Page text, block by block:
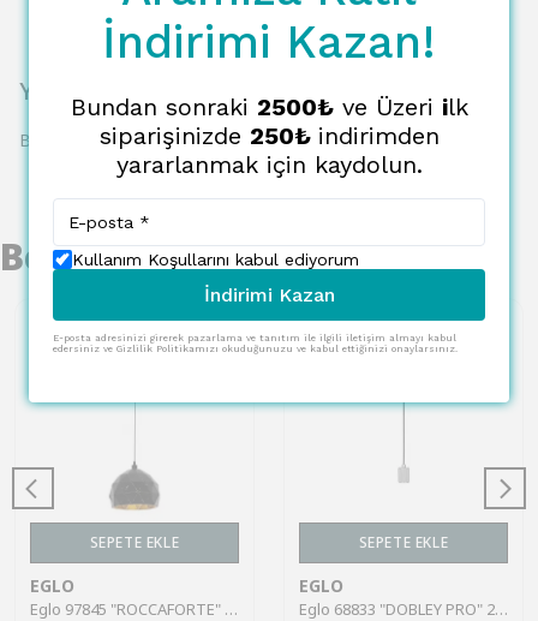
Yorumlar
Bu ürün için henüz yorum yapılmamış.
Benzer Ürünler
SEPETE EKLE
EGLO
Eglo 97845 "ROCCAFORTE" 30 Cm Çapında Çelik Siyah, Gold Sarkıt Avize
SEPETE EKLE
EGLO
Eglo 68833 "DOBLEY PRO" 250 Cm Yüksekliğinde Çelik Gümüş Sarkıt Avize
İndirimi Kazan!
Bundan sonraki 2500₺ve Üzeri ilk
siparişinizde 250₺ indirimden
yararlanmak için kaydolun.
Kullanım Koşullarını kabul ediyorum
İndirimi Kazan
E-posta adresinizi girerek pazarlama ve tanıtım ile ilgili iletişim almayı kabul
edersiniz ve Gizlilik Politikamızı okuduğunuzu ve kabul ettiğinizi onaylarsınız.